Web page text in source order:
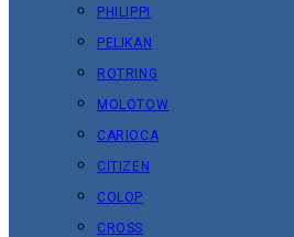
PHILIPPI
PELIKAN
ROTRING
MOLOTOW
CARIOCA
CITIZEN
COLOP
CROSS